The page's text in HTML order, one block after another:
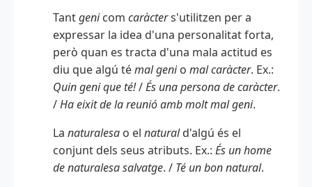
Tantgenicom caràcters'utilitzen per a
expressar la idea d'una personalitat forta,
però quan es tracta d'una mala actitud es
diu que algú témal genio mal caràcter. Ex.:
Quin geni que té!/És una persona de caràcter.
/Ha eixit de la reunió amb molt mal geni.
La naturalesa o el naturald'algú és el
conjunt dels seus atributs. Ex.: És un home
de naturalesa salvatge. / Té un bon natural.